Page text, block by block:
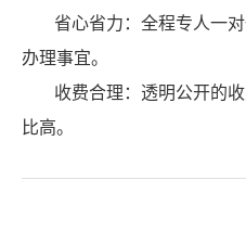
省心省力：全程专人一
办理事宜。
收费合理：透明公开的
比高。